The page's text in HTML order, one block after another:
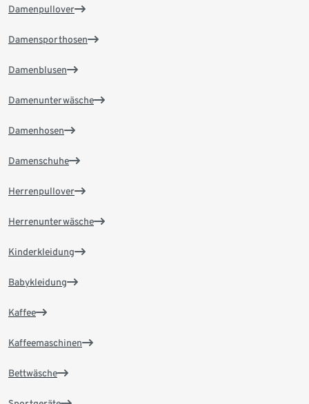
Damenpullover
Damensporthosen
Damenblusen
Damenunterwäsche
Damenhosen
Damenschuhe
Herrenpullover
Herrenunterwäsche
Kinderkleidung
Babykleidung
Kaffee
Kaffeemaschinen
Bettwäsche